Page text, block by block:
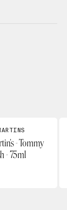
- Tommy
- 75ml